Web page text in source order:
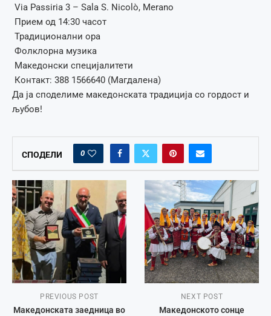
Via Passiria 3 – Sala S. Nicolò, Merano
Прием од 14:30 часот
Традиционални ора
Фолклорна музика
Македонски специјалитети
Контакт: 388 1566640 (Магдалена)
Да ја споделиме македонската традиција со гордост и
љубов!
СПОДЕЛИ 0
PREVIOUS POST
Македонската заедница во
NEXT POST
Македонското сонце